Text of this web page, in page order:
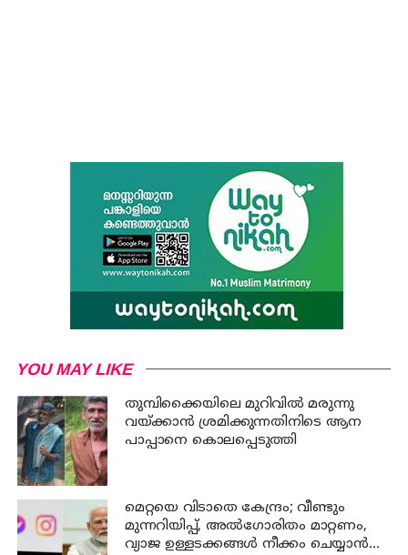
YOU MAY LIKE
തുമ്പിക്കൈയിലെ മുറിവില്‍ മരുന്നു
വയ്ക്കാന്‍ ശ്രമിക്കുന്നതിനിടെ ആന
പാപ്പാനെ കൊലപ്പെടുത്തി
മെറ്റയെ വിടാതെ കേന്ദ്രം; വീണ്ടും
മുന്നറിയിപ്പ്, അൽഗോരിതം മാറ്റണം,
വ്യാജ ഉള്ളടക്കങ്ങൾ നീക്കം ചെയ്യാൻ